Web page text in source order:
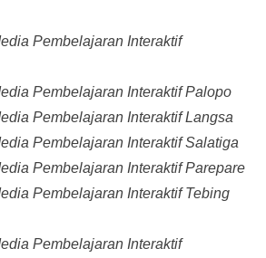
Pembelajaran Interaktif
Pembelajaran Interaktif Palopo
Pembelajaran Interaktif Langsa
Pembelajaran Interaktif Salatiga
Pembelajaran Interaktif Parepare
Pembelajaran Interaktif Tebing
Pembelajaran Interaktif